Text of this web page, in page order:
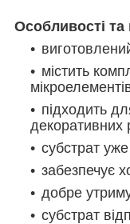
Особливості та
містить
підходить
декоративних
субстрат
забезпечує
добре
субстрат